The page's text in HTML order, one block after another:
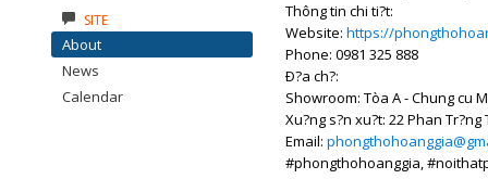
Thông tin chi ti?t:
Website: https://
Phone: 0981 325 888
Ð?a ch?:
Showroom: Tòa A - Chung cu
Xu?ng s?n xu?t: 22 Phan Tr?ng
Email:
#phongthohoanggia,
SITE
About
News
Calendar